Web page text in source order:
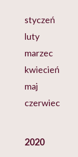
styczeń
luty
marzec
kwiecień
maj
czerwiec
2020